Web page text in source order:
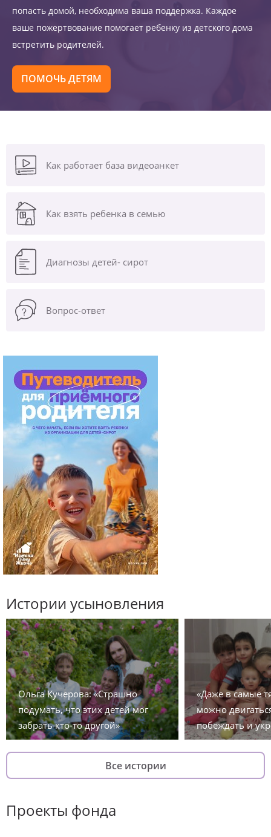
попасть домой, необходима ваша поддержка. Каждое
ваше пожертвование помогает ребенку из детского дома
встретить родителей.
ПОМОЧЬ ДЕТЯМ
Как работает база видеоанкет
Как взять ребенка в семью
Диагнозы детей- сирот
Вопрос-ответ
Истории усыновления
Ольга Кучерова: «Страшно
подумать, что этих детей мог
забрать кто-то другой»
«Даже в самые
можно
побеждать и
Все истории
Проекты фонда